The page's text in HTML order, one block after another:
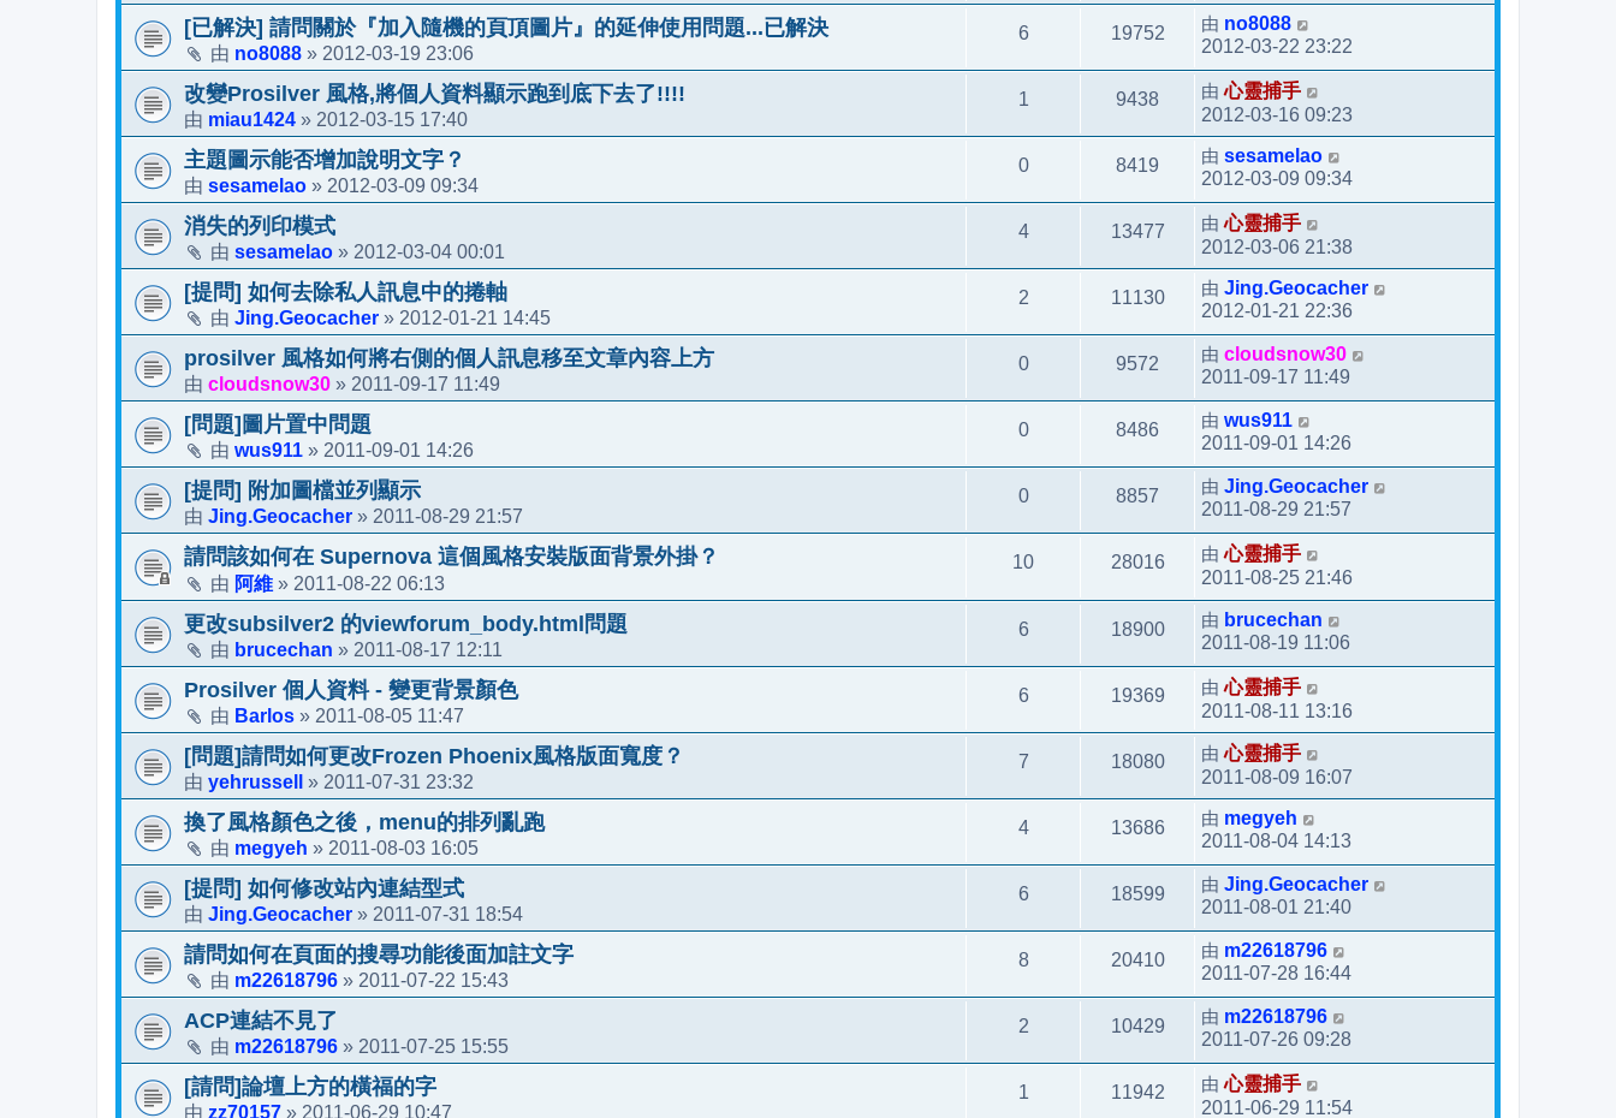
[已解決] 請問關於『加入隨機的頁頂圖片』的延伸使用問題...已解決
由 no8088 » 2012-03-19 23:06
6 19752 由 no8088
2012-03-22 23:22
改變Prosilver 風格,將個人資料顯示跑到底下去了!!!!
由 miau1424 » 2012-03-15 17:40
1 9438 由心靈捕手
2012-03-16 09:23
主題圖示能否增加說明文字？
由 sesamelao » 2012-03-09 09:34
0 8419 由 sesamelao
2012-03-09 09:34
消失的列印模式
由 sesamelao » 2012-03-04 00:01
4 13477 由心靈捕手
2012-03-06 21:38
[提問] 如何去除私人訊息中的捲軸
由 Jing.Geocacher » 2012-01-21 14:45
2 11130 由 Jing.Geocacher
2012-01-21 22:36
prosilver 風格如何將右側的個人訊息移至文章內容上方
由 cloudsnow30 » 2011-09-17 11:49
0 9572 由 cloudsnow30
2011-09-17 11:49
[問題]圖片置中問題
由 wus911 » 2011-09-01 14:26
0 8486 由 wus911
2011-09-01 14:26
[提問] 附加圖檔並列顯示
由 Jing.Geocacher » 2011-08-29 21:57
0 8857 由 Jing.Geocacher
2011-08-29 21:57
請問該如何在 Supernova 這個風格安裝版面背景外掛？
由 阿維 » 2011-08-22 06:13
10 28016 由心靈捕手
2011-08-25 21:46
更改subsilver2 的viewforum_body.html問題
由 brucechan » 2011-08-17 12:11
6 18900 由 brucechan
2011-08-19 11:06
Prosilver 個人資料 - 變更背景顏色
由 Barlos » 2011-08-05 11:47
6 19369 由心靈捕手
2011-08-11 13:16
[問題]請問如何更改Frozen Phoenix風格版面寬度？
由 yehrussell » 2011-07-31 23:32
7 18080 由心靈捕手
2011-08-09 16:07
換了風格顏色之後，menu的排列亂跑
由 megyeh » 2011-08-03 16:05
4 13686 由 megyeh
2011-08-04 14:13
[提問] 如何修改站內連結型式
由 Jing.Geocacher » 2011-07-31 18:54
6 18599 由 Jing.Geocacher
2011-08-01 21:40
請問如何在頁面的搜尋功能後面加註文字
由 m22618796 » 2011-07-22 15:43
8 20410 由 m22618796
2011-07-28 16:44
ACP連結不見了
由 m22618796 » 2011-07-25 15:55
2 10429 由 m22618796
2011-07-26 09:28
[請問]論壇上方的橫福的字
由 zz70157 » 2011-06-29 10:47
1 11942 由心靈捕手
2011-06-29 11:54